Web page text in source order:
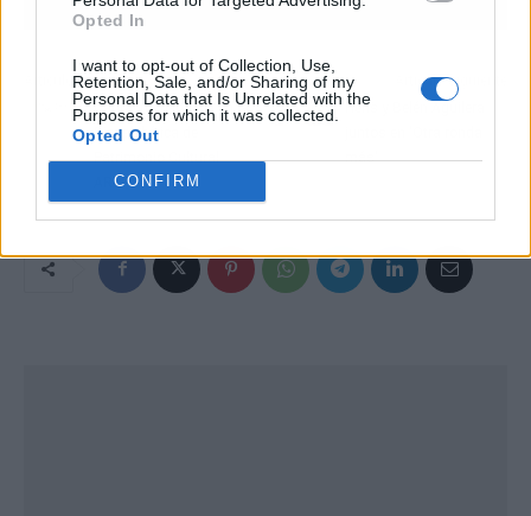
Opted In
I want to opt-out of Collection, Use,
Retention, Sale, and/or Sharing of my
Personal Data that Is Unrelated with the
Purposes for which it was collected.
Opted Out
CONFIRM
Artículo anterior
Cantabria participa en la
Bienal Ibérica de
Patrimonio Cultural
AR&PA
Artículo siguiente
Hens y Belén Aguilera
más'